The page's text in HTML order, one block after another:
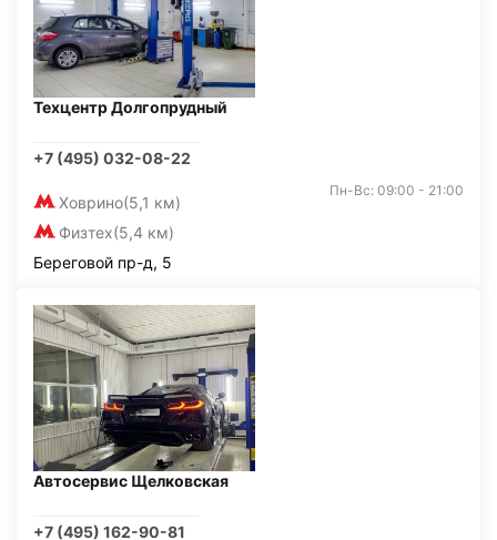
Техцентр Долгопрудный
+7 (495) 032-08-22
Ховрино(5,1 км)
Физтех(5,4 км)
Пн-Вс: 09:00 - 21:00
Береговой пр-д, 5
Автосервис Щелковская
+7 (495) 162-90-81